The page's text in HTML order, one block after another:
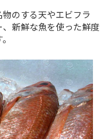
のする天やエビフラ
新鮮な魚を使った鮮度